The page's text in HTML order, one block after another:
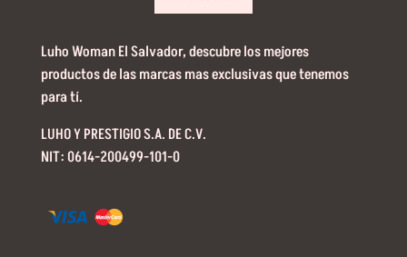
Luho Woman El Salvador, descubre los mejores
productos de las marcas mas exclusivas que tenemos
para tí.
LUHO Y PRESTIGIO S.A. DE C.V.
NIT: 0614-200499-101-0